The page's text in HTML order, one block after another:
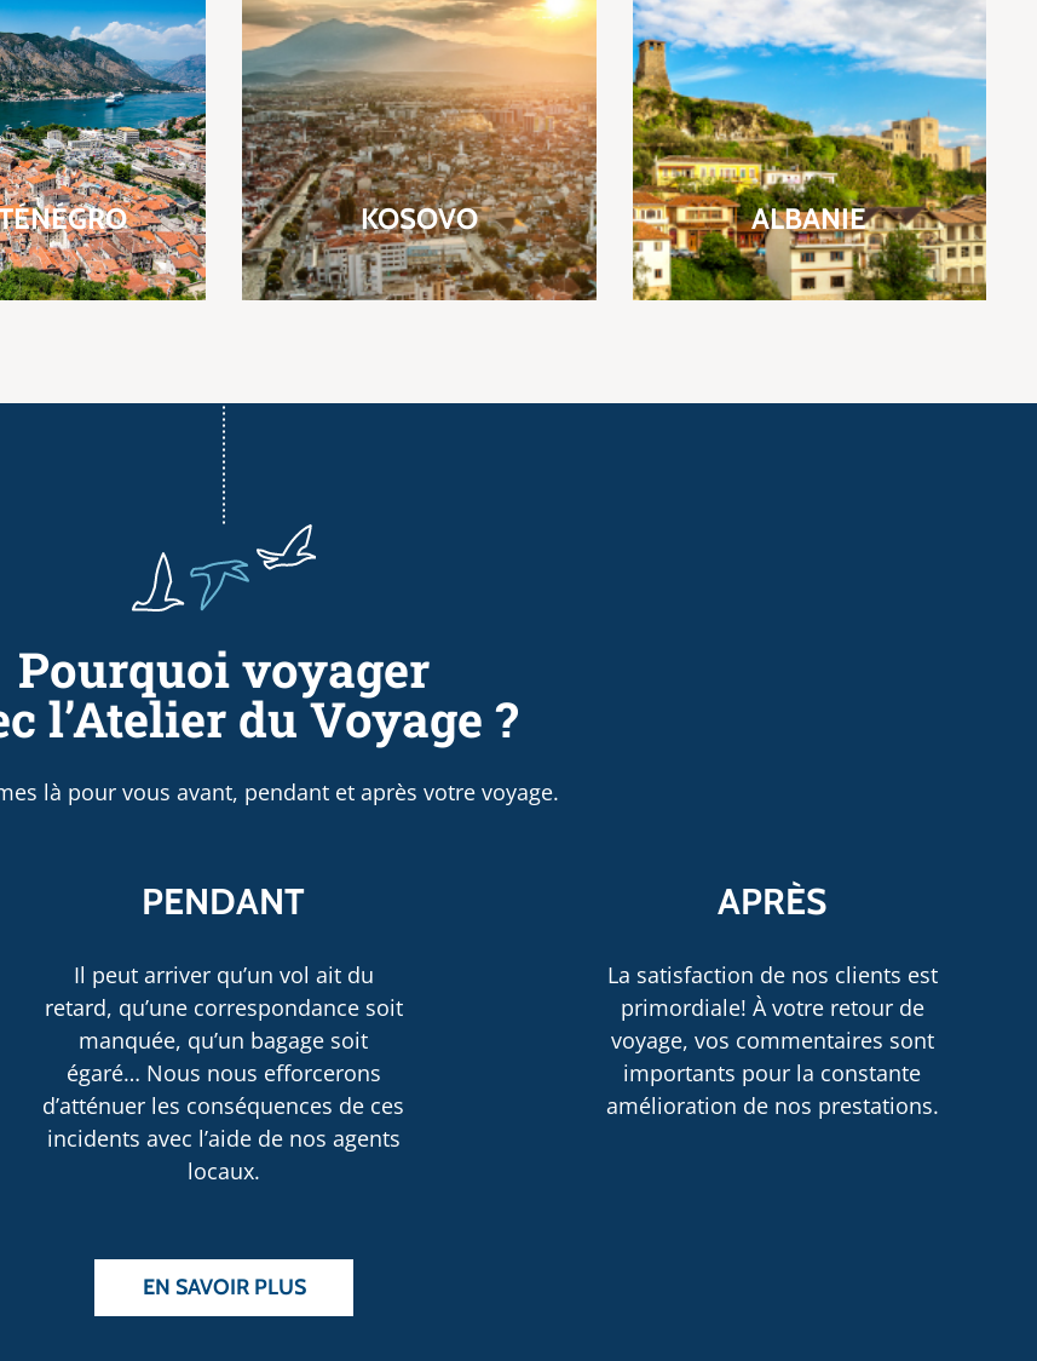
KOSOVO ALBANIE
Pourquoi voyager
l’Atelier du Voyage ?
là pour vous avant, pendant et après votre voyage.
PENDANT
Il peut arriver qu’un vol ait du
retard, qu’une correspondance soit
manquée, qu’un bagage soit
égaré… Nous nous efforcerons
d’atténuer les conséquences de ces
incidents avec l’aide de nos agents
locaux.
APRÈS
La satisfaction de nos clients est
primordiale! À votre retour de
voyage, vos commentaires sont
importants pour la constante
amélioration de nos prestations.
EN SAVOIR PLUS